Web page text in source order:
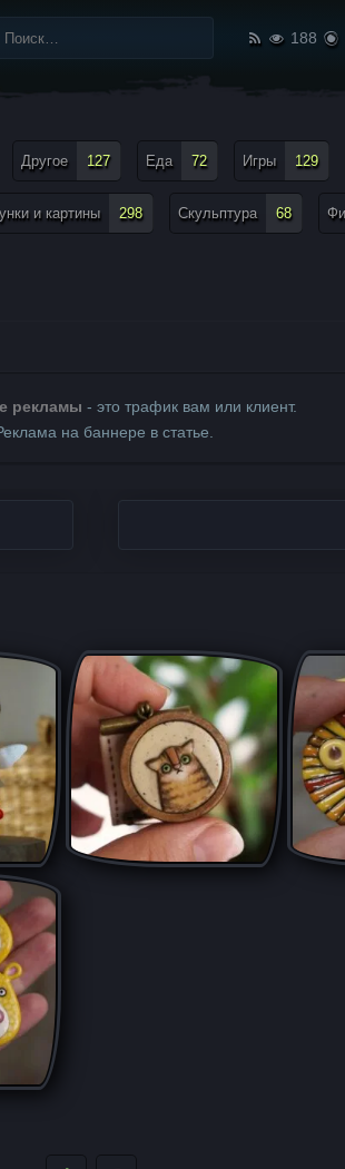
188
Другое 127 Еда 72 Игры 129
и картины 298 Скульптура 68
рекламы - это трафик вам или клиент.
на баннере в статье.